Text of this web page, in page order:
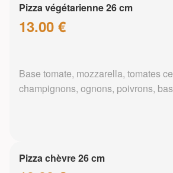
Pizza végétarienne 26 cm
13.00 €
Base tomate, mozzarella, tomates
champignons, ognons, poivrons,
Pizza chèvre 26 cm